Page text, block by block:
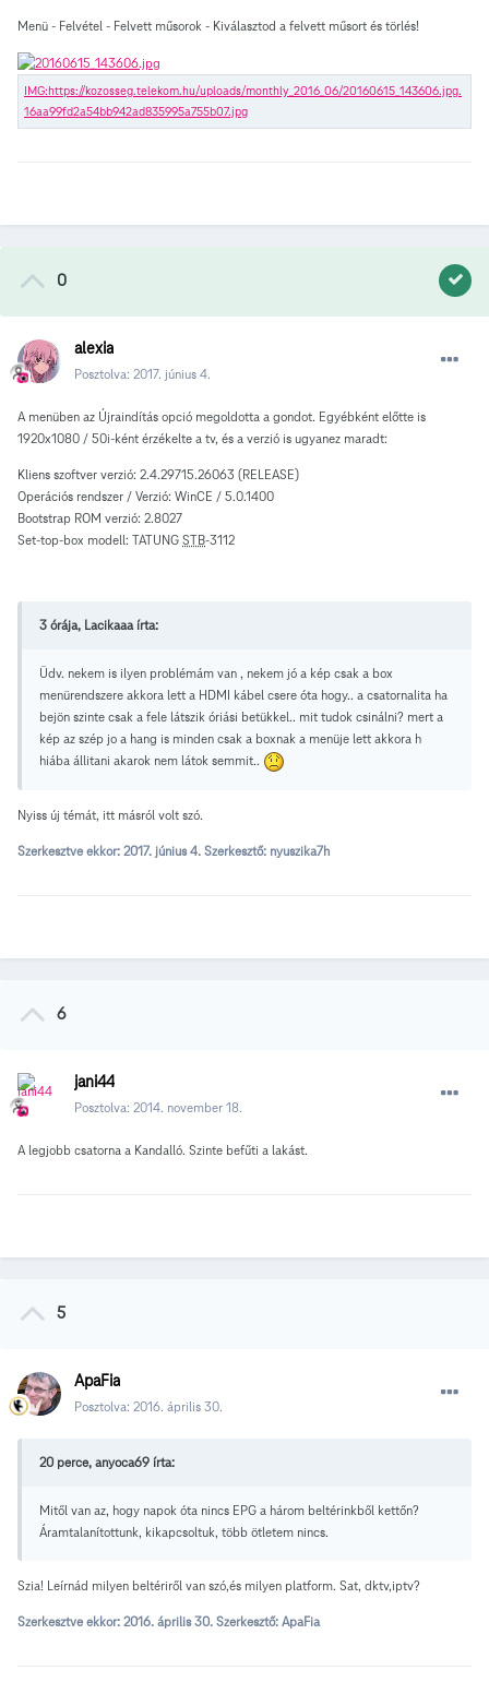
Menü - Felvétel - Felvett műsorok - Kiválasztod a felvett műsort és törlés!
0
alexia
Posztolva: 2017. június 4.
A menüben az Újraindítás opció megoldotta a gondot. Egyébként előtte is
1920x1080 / 50i-ként érzékelte a tv, és a verzió is ugyanez maradt:
Kliens szoftver verzió: 2.4.29715.26063 (RELEASE)
Operációs rendszer / Verzió: WinCE / 5.0.1400
Bootstrap ROM verzió: 2.8027
Set-top-box modell: TATUNG STB-3112
3 órája, Lacikaaa írta:
Üdv. nekem is ilyen problémám van , nekem jó a kép csak a box
menürendszere akkora lett a HDMI kábel csere óta hogy.. a csatornalita ha
bejön szinte csak a fele látszik óriási betükkel.. mit tudok csinálni? mert a
kép az szép jo a hang is minden csak a boxnak a menüje lett akkora h
hiába állitani akarok nem látok semmit..
Nyiss új témát, itt másról volt szó.
Szerkesztve ekkor: 2017. június 4. Szerkesztő: nyuszika7h
6
jani44
Posztolva: 2014. november 18.
A legjobb csatorna a Kandalló. Szinte befűti a lakást.
5
ApaFia
Posztolva: 2016. április 30.
20 perce, anyoca69 írta:
Mitől van az, hogy napok óta nincs EPG a három beltérinkből kettőn?
Áramtalanítottunk, kikapcsoltuk, több ötletem nincs.
Szia! Leírnád milyen beltériről van szó,és milyen platform. Sat, dktv,iptv?
Szerkesztve ekkor: 2016. április 30. Szerkesztő: ApaFia